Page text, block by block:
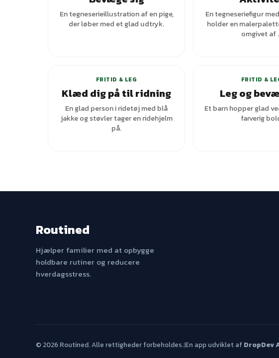
En tegneserieillustration af en pige,
der løber med et glad udtryk.
En tegneseriefigur
holder en
omgivet af
FRITID & LEG
Klæd dig på til ridning
En glad person i ridetøj med blå
jakke og støvler tager en ridehjelm
på.
FRITID &
Leg og
Et barn hopper glad
farverig
Routined
Hjælper familier med at opbygge
holdbare rutiner og reducere
hverdagsstress.
© 2026 Routined. Alle rettigheder forbeholdes.|En app udviklet af DropDev